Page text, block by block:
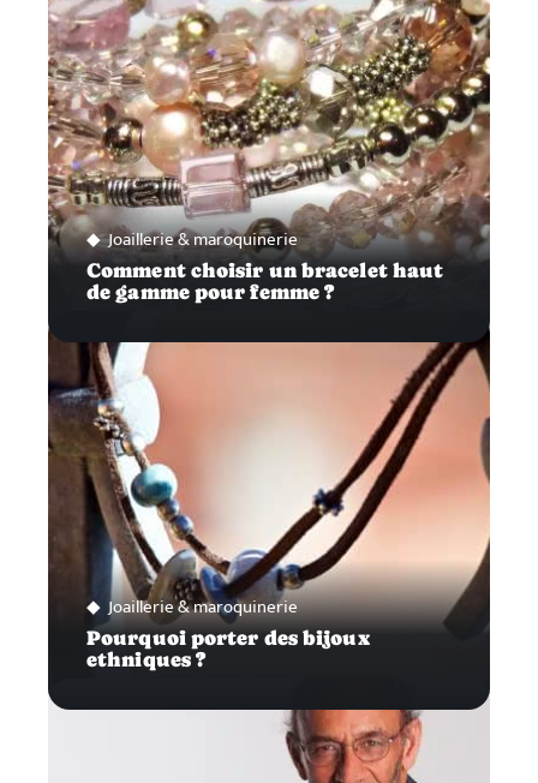
Joaillerie & maroquinerie
Comment choisir un bracelet haut
de gamme pour femme ?
Joaillerie & maroquinerie
Pourquoi porter des bijoux
ethniques ?